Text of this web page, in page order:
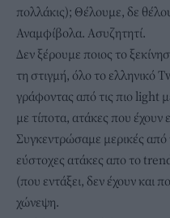
πολλάκις); Θέλουμε, δε
Αναμφίβολα. Ασυζητητί.
Δεν ξέρουμε ποιος το
τη στιγμή, όλο το ελληνικό
γράφοντας από τις πιο light
με τίποτα, ατάκες που έχουν
Συγκεντρώσαμε μερικές από
εύστοχες ατάκες απο το
(που εντάξει, δεν έχουν και
χώνεψη.